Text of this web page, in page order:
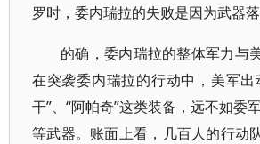
罗时，委内瑞拉的失败是因为武器
的确，委内瑞拉的整体军力与
在突袭委内瑞拉的行动中，美军出
干”、“阿帕奇”这类装备，远不如委
等武器。账面上看，几百人的行动